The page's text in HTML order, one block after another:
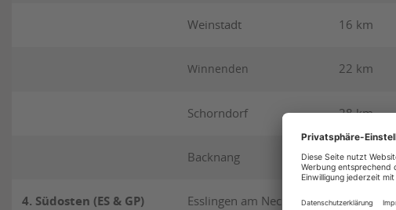
Weinstadt 16 km
Winnenden 22 km
Schorndorf 28 km
Backnang 30 km
4. Südosten (ES & GP) Esslingen am Neckar 10 km